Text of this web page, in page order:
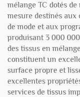
mélange TC dotés
mesure destinés aux
de mode et aux
produisant 3 000
des tissus en
constituent un
surface propre et
excellentes
services de tissus